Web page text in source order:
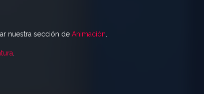
nuestra sección de Animación